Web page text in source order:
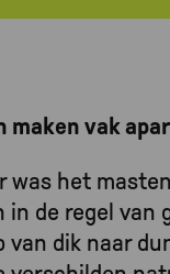
maken vak
was het
in de regel van
van dik naar